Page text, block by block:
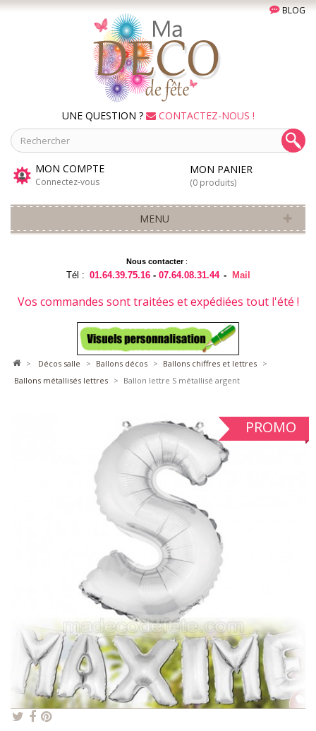
BLOG
UNE QUESTION ? CONTACTEZ-NOUS !
MON COMPTE
Connectez-vous
MON PANIER
(0 produits)
MENU
Nous contacter:
Tél : 01.64.39.75.16 -07.64.08.31.44 - Mail
Vos commandes sont traitées et expédiées tout l'été !
> décos salle > ballons décos > ballons chiffres et lettres >
ballons métallisés lettres > Ballon lettre S métallisé argent
PROMO